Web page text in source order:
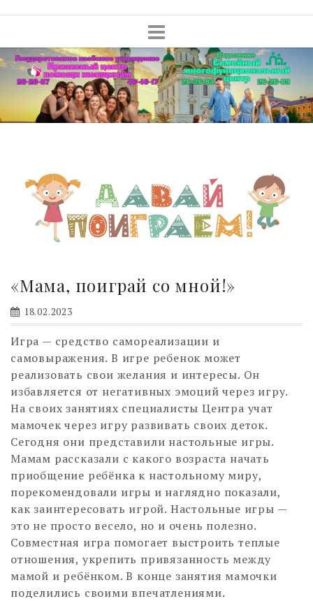
«Мама, поиграй со мной!»
18.02.2023
Игра — средство самореализации и
самовыражения. В игре ребенок может
реализовать свои желания и интересы. Он
избавляется от негативных эмоций через игру.
На своих занятиях специалисты Центра учат
мамочек через игру развивать своих деток.
Сегодня они представили настольные игры.
Мамам рассказали с какого возраста начать
приобщение ребёнка к настольному миру,
порекомендовали игры и наглядно показали,
как заинтересовать игрой. Настольные игры —
это не просто весело, но и очень полезно.
Совместная игра помогает выстроить теплые
отношения, укрепить привязанность между
мамой и ребёнком. В конце занятия мамочки
поделились своими впечатлениями.